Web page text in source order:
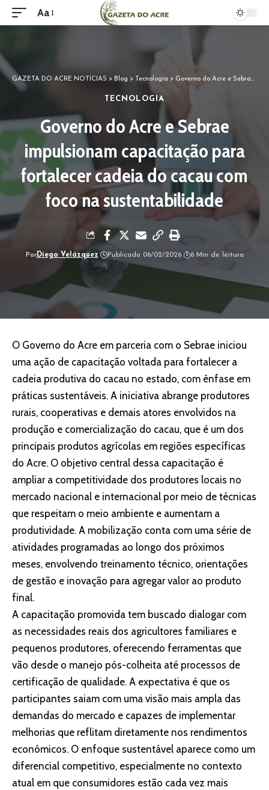
Aa
GAZETA DO ACRE NOTÍCIAS > Blog > Tecnologia > Governo do Acre e Sebrae impulsionam capacitação para fortalecer cadeia do cacau com foco na sustentabilidade
TECNOLOGIA
Governo do Acre e Sebrae
impulsionam capacitação para
fortalecer cadeia do cacau com
foco na sustentabilidade
PorDiego Velázquez Publicado 06/02/2026 6 Min de leitura
O Governo do Acre em parceria com o Sebrae iniciou
uma ação de capacitação voltada para fortalecer a
cadeia produtiva do cacau no estado, com ênfase em
práticas sustentáveis. A iniciativa abrange produtores
rurais, cooperativas e demais atores envolvidos na
produção e comercialização do cacau, que é um dos
principais produtos agrícolas em regiões específicas
do Acre. O objetivo central dessa capacitação é
ampliar a competitividade dos produtores locais no
mercado nacional e internacional por meio de técnicas
que respeitam o meio ambiente e aumentam a
produtividade. A mobilização conta com uma série de
atividades programadas ao longo dos próximos
meses, envolvendo treinamento técnico, orientações
de gestão e inovação para agregar valor ao produto
final.
A capacitação promovida tem buscado dialogar com
as necessidades reais dos agricultores familiares e
pequenos produtores, oferecendo ferramentas que
vão desde o manejo pós-colheita até processos de
certificação de qualidade. A expectativa é que os
participantes saiam com uma visão mais ampla das
demandas do mercado e capazes de implementar
melhorias que reflitam diretamente nos rendimentos
econômicos. O enfoque sustentável aparece como um
diferencial competitivo, especialmente no contexto
atual em que consumidores estão cada vez mais